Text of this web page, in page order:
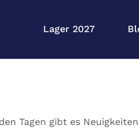
Lager 2027
Tagen gibt es